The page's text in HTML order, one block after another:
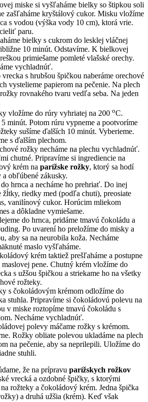
miske si vyšľaháme bielky so štipkou soli
zašľaháme kryštálový cukor. Misku vložíme
s vodou (výška vody 10 cm), ktorá vrie.
paru.
bielky s cukrom do lesklej vláčnej
10 minút. Odstavíme. K bielkovej
primiešame pomleté vlašské orechy.
vychladnúť.
s hrubšou špičkou naberáme orechové
vystelieme papierom na pečenie. Na plech
rovnakého tvaru vedľa seba. Na jeden
vložíme do rúry vyhriatej na 200 oC.
minút. Potom rúru vypneme a pootvoríme
sušíme ďalších 10 minút. Vyberieme.
s ďalším plechom.
rožky necháme na plechu vychladnúť.
chutné. Pripravíme si ingrediencie na
krém na parížske rožky, ktorý sa hodí
a obľúbené zákusky.
hrnca a necháme ho prehriať. Do inej
žĺtky, riedky med (podľa chuti), preosiate
vanilínový cukor. Horúcim mliekom
a dôkladne vymiešame.
do hrnca, pridáme tmavú čokoládu a
Po uvarení ho preložíme do misky a
aby sa na neurobila koža. Necháme
maslo vyšľaháme.
krém taktiež prešľaháme a postupne
pene. Chutný krém vložíme do
s užšou špičkou a striekame ho na všetky
rožteky.
s čokoládovým krémom odložíme do
stuhla. Pripravíme si čokoládovú polevu na
v miske roztopíme tmavú čokoládu s
Necháme vychladnúť.
polevy máčame rožky s krémom.
Rožky obliate polevou ukladáme na plech
na pečenie, aby sa neprilepili. Uložíme do
stuhli.
že na prípravu parížskych rožkov
vrecká a ozdobné špičky, s ktorými
rožteky a čokoládový krém. Jedna špička
a druhá užšia (krém). Keď však